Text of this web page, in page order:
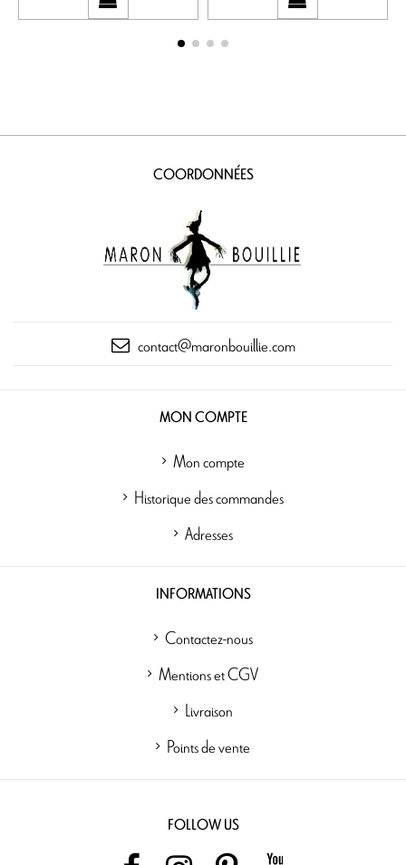
COORDONNÉES
contact@maronbouillie.com
MON COMPTE
Mon compte
Historique des commandes
Adresses
INFORMATIONS
Contactez-nous
Mentions et CGV
Livraison
Points de vente
FOLLOW US